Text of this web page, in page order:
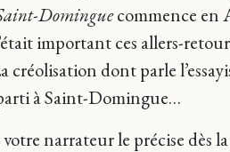
Dominguecommence en
important ces allers-
dont parle
à Saint-Domingue…
narrateur le précise dès